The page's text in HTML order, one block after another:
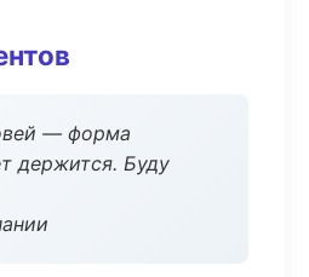
— форма
держится. Буду